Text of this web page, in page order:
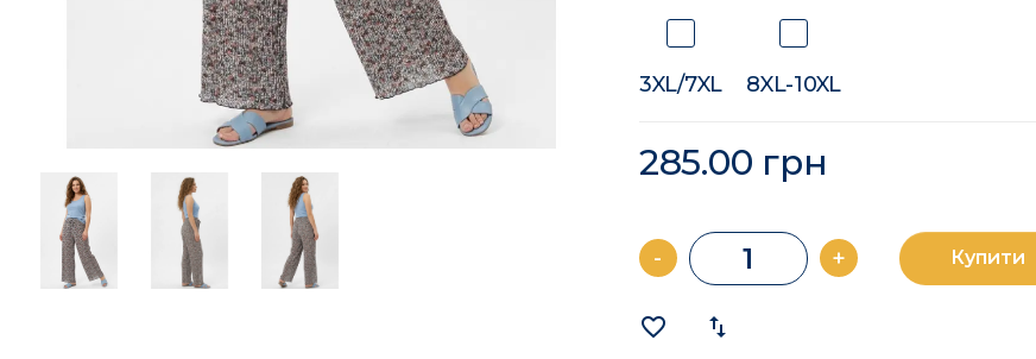
3XL/7XL 8XL-10XL
285.00 грн
- + Купити
favorite_border import_export